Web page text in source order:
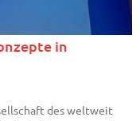
in
des weltweit